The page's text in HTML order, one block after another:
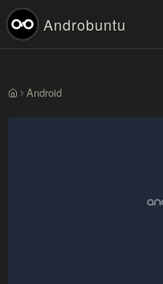
Androbuntu
BerandaAndroid